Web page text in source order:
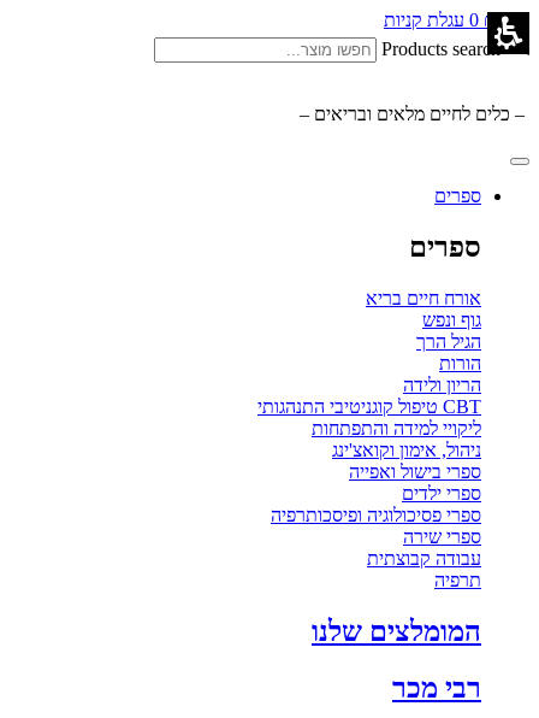
₪ 0.00
0 עגלת קניות
Products search
– כלים לחיים מלאים ובריאים –
ספרים
ספרים
אורח חיים בריא
גוף ונפש
הגיל הרך
הורות
הריון ולידה
CBT טיפול קוגניטיבי התנהגותי
ליקויי למידה והתפתחות
ניהול, אימון וקואצ'ינג
ספרי בישול ואפייה
ספרי ילדים
ספרי פסיכולוגיה ופיסכותרפיה
ספרי שירה
עבודה קבוצתית
תרפיה
המומלצים שלנו
רבי מכר